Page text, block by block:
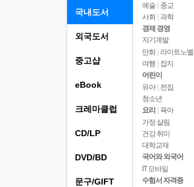
국내도서
예술 | 종교
사회 | 과학
경제 경영
자기계발
만화 | 라이트노벨
여행
잡지
어린이
유아 | 전집
청소년
요리
육아
가정 살림
건강 취미
대학교재
국어와 외국어
IT 모바일
수험서 자격증
외국도서
중고샵
eBook
크레마클럽
CD/LP
DVD/BD
문구/GIFT